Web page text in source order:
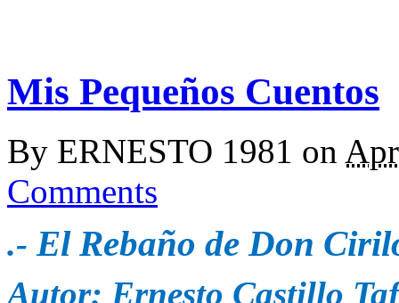
Mis Pequeños Cuentos
By ERNESTO 1981 on
Comments
.- El Rebaño de Don
Autor: Ernesto Castillo